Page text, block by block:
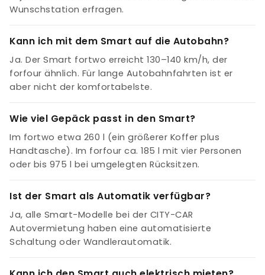
Wunschstation erfragen.
Kann ich mit dem Smart auf die Autobahn?
Ja. Der Smart fortwo erreicht 130–140 km/h, der
forfour ähnlich. Für lange Autobahnfahrten ist er
aber nicht der komfortabelste.
Wie viel Gepäck passt in den Smart?
Im fortwo etwa 260 l (ein größerer Koffer plus
Handtasche). Im forfour ca. 185 l mit vier Personen
oder bis 975 l bei umgelegten Rücksitzen.
Ist der Smart als Automatik verfügbar?
Ja, alle Smart-Modelle bei der CITY-CAR
Autovermietung haben eine automatisierte
Schaltung oder Wandlerautomatik.